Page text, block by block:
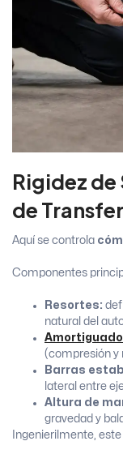
Rigidez de
de
Aquí se controla
Componentes
Resortes:
natural del
(compresión y
Barras
lateral entre
Altura de
gravedad y
Ingenierilmente,